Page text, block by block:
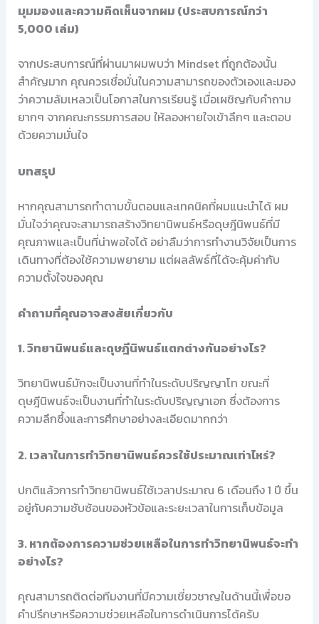
มุมมองและความคิดเห็นจากผม (ประสบการณ์กว่า
5,000 เล่ม)
จากประสบการณ์ที่ผ่านมาผมพบว่า Mindset ที่ถูกต้องนั้น
สำคัญมาก คุณควรเชื่อมั่นในความสามารถของตัวเองและมอง
ว่าความล้มเหลวเป็นโอกาสในการเรียนรู้ เมื่อเผชิญกับคำถาม
ยากๆ จากคณะกรรมการสอบ ให้ลองหายใจเข้าลึกๆ และตอบ
ด้วยความมั่นใจ
บทสรุป
หากคุณสามารถทำตามขั้นตอนและเทคนิคที่ผมแนะนำได้ ผม
มั่นใจว่าคุณจะสามารถสร้างวิทยานิพนธ์หรือดุษฎีนิพนธ์ที่มี
คุณภาพและเป็นที่น่าพอใจได้ อย่าลืมว่าการทำงานวิจัยเป็นการ
เดินทางที่ต้องใช้ความพยายาม แต่ผลลัพธ์ที่ได้จะคุ้มค่ากับ
ความตั้งใจของคุณ
คำถามที่คุณอาจสงสัยเกี่ยวกับ
1. วิทยานิพนธ์และดุษฎีนิพนธ์แตกต่างกันอย่างไร?
วิทยานิพนธ์มักจะเป็นงานที่ทำในระดับปริญญาโท ขณะที่
ดุษฎีนิพนธ์จะเป็นงานที่ทำในระดับปริญญาเอก ซึ่งต้องการ
ความลึกซึ้งและการศึกษาอย่างละเอียดมากกว่า
2. เวลาในการทำวิทยานิพนธ์ควรใช้ประมาณเท่าไหร่?
ปกติแล้วการทำวิทยานิพนธ์ใช้เวลาประมาณ 6 เดือนถึง 1 ปี ขึ้น
อยู่กับความซับซ้อนของหัวข้อและระยะเวลาในการเก็บข้อมูล
3. หากต้องการความช่วยเหลือในการทำวิทยานิพนธ์จะทำ
อย่างไร?
คุณสามารถติดต่อทีมงานที่มีความเชี่ยวชาญในด้านนี้เพื่อขอ
คำปรึกษาหรือความช่วยเหลือในการดำเนินการได้ครับ